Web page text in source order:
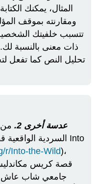
المثال، يمكنك
ومقارنته بموقف
تتسبب خلفيتك
ذات معنى بالنسبة لك.
تحليل النص كما تفعل
عدسة أخرى 2.
من
r/Into-the-Wild)،
جامعي شاب عاش